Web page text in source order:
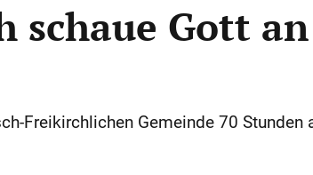
schaue Gott
Freikirchlichen Gemeinde 70